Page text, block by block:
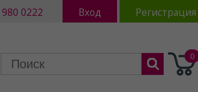
0222 Вход Регистрация
0